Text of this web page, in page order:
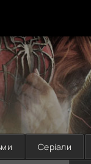
Серіали